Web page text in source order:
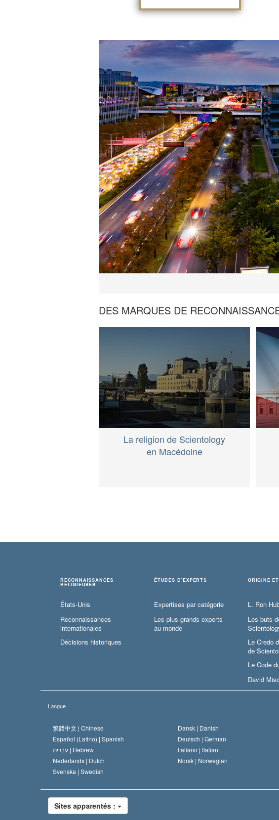
DES MARQUES DE
La religion de Scientology
en Macédoine
RECONNAISSANCES
RELIGIEUSES
États-Unis
Reconnaissances
internationales
Décisions historiques
ÉTUDES D’EXPERTS
Expertises par catégorie
Les plus grands experts
au monde
ORIGINE
L. Ron
Les buts
Le Credo
de
Le Code
David
Langue
繁體中文 | Chinese Dansk | Danish
Español (Latino) | Spanish Deutsch | German
עברית | Hebrew Italiano | Italian
Nederlands | Dutch Norsk | Norwegian
Svenska | Swedish
Sites apparentés :